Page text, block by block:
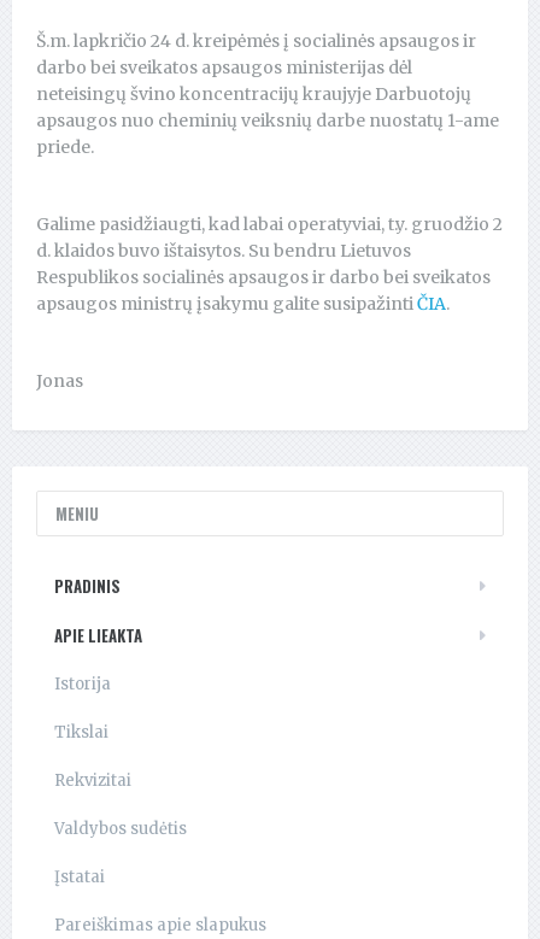
Š.m. lapkričio 24 d. kreipėmės į socialinės apsaugos ir
darbo bei sveikatos apsaugos ministerijas dėl
neteisingų švino koncentracijų kraujyje Darbuotojų
apsaugos nuo cheminių veiksnių darbe nuostatų 1-ame
priede.
Galime pasidžiaugti, kad labai operatyviai, t.y. gruodžio 2
d. klaidos buvo ištaisytos. Su bendru Lietuvos
Respublikos socialinės apsaugos ir darbo bei sveikatos
apsaugos ministrų įsakymu galite susipažintiČIA.
Jonas
MENIU
PRADINIS
APIE LIEAKTA
Istorija
Tikslai
Rekvizitai
Valdybos sudėtis
Įstatai
Pareiškimas apie slapukus